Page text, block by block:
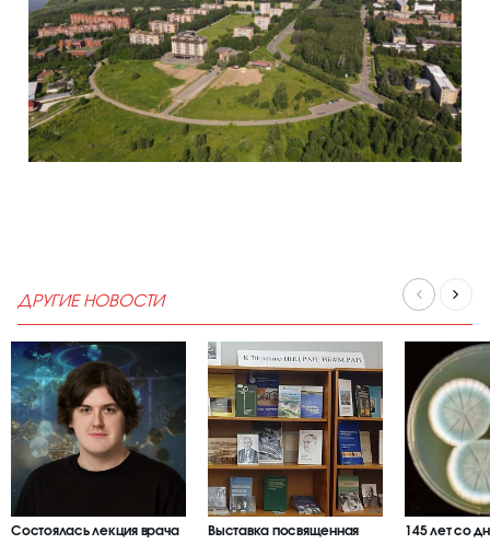
ДРУГИЕ НОВОСТИ
Состоялась лекция врача
Выставка посвященная
145 лет со